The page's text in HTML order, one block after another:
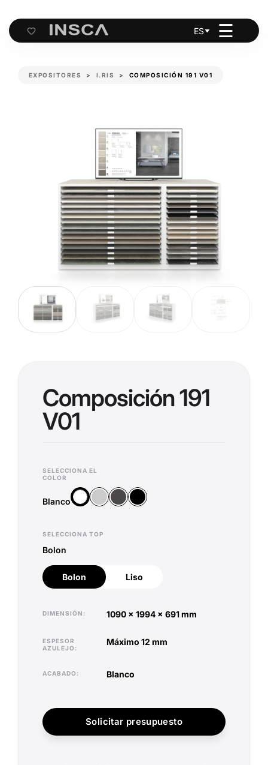
Cart
ES ☰
EXPOSITORES I.RIS COMPOSICIÓN 191 V01
Composición 191
V01
SELECCIONA EL
COLOR
Blanco
BlancoPlataAntracitaNegro
SELECCIONA TOP
Bolon
Bolon
Bolon
Liso
Liso
DIMENSIÓN 1090 x 1994 x 691 mm
ESPESOR
AZULEJO
máximo 12 mm
ACABADO blanco
Solicitar presupuesto